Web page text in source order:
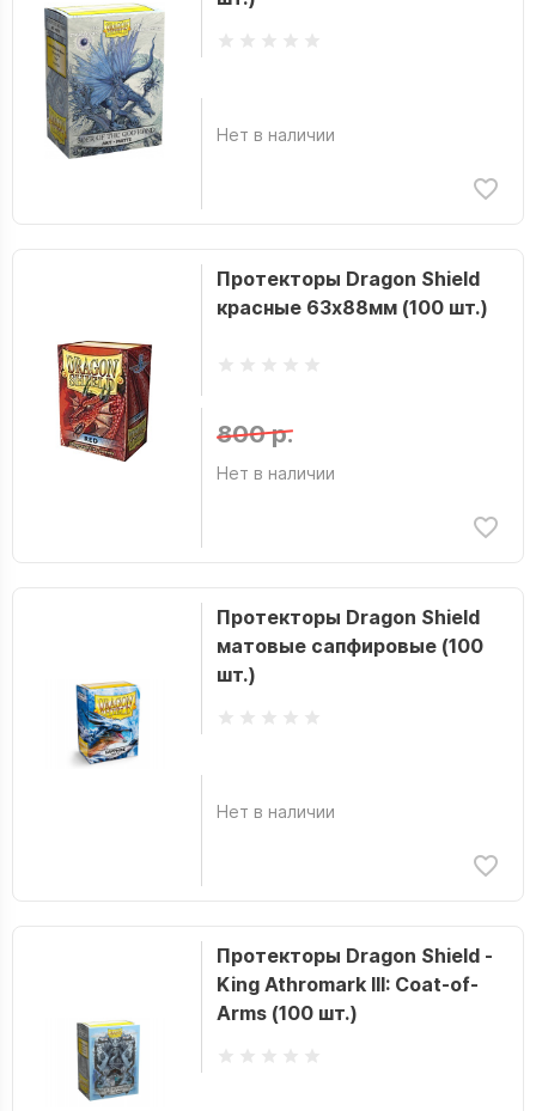
Нет в наличии
Протекторы Dragon Shield
красные 63x88мм (100 шт.)
800 р.
Нет в наличии
Протекторы Dragon Shield
матовые сапфировые (100
шт.)
Нет в наличии
Протекторы Dragon Shield -
King Athromark III: Coat-of-
Arms (100 шт.)